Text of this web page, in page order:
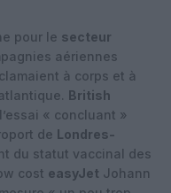
pour le secteur
aériennes
à corps et à
British
« concluant »
de Londres-
du statut vaccinal des
cost easyJet Johann